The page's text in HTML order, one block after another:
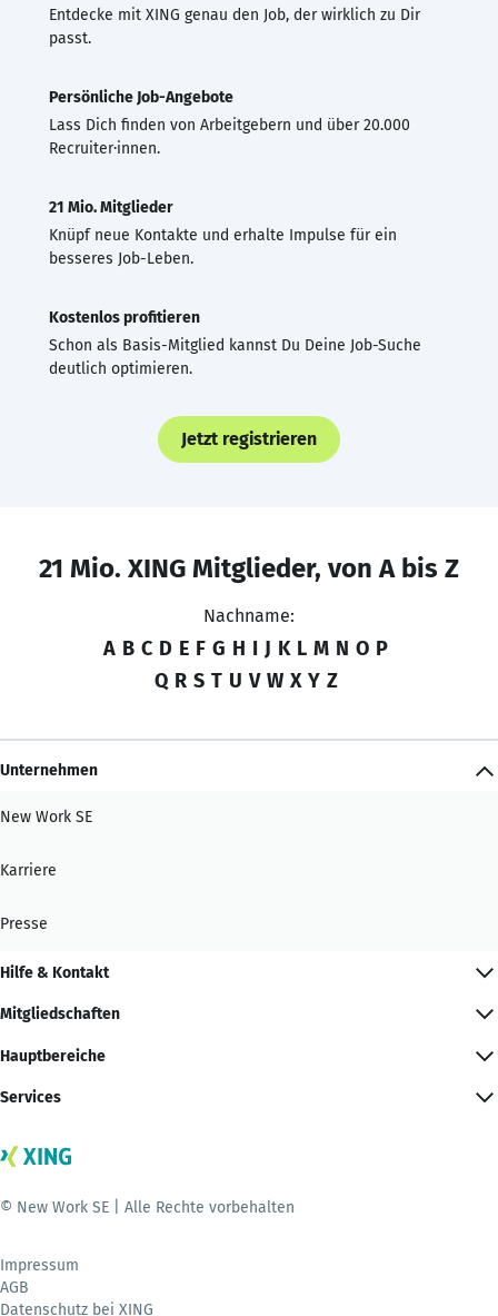
Entdecke mit XING genau den Job, der wirklich zu Dir
passt.
Persönliche Job-Angebote
Lass Dich finden von Arbeitgebern und über 20.000
Recruiter·innen.
21 Mio. Mitglieder
Knüpf neue Kontakte und erhalte Impulse für ein
besseres Job-Leben.
Kostenlos profitieren
Schon als Basis-Mitglied kannst Du Deine Job-Suche
deutlich optimieren.
Jetzt registrieren
21 Mio. XING Mitglieder, von A bis Z
Nachname:
A B C D E F G H I J K L M N O P
Q R S T U V W X Y Z
Unternehmen
New Work SE
Karriere
Presse
Hilfe & Kontakt
Mitgliedschaften
Hauptbereiche
Services
© New Work SE | Alle Rechte vorbehalten
Impressum
AGB
Datenschutz bei XING